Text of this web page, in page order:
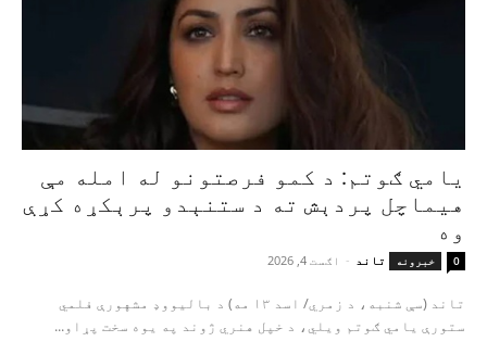
یامي ګوتم: د کمو فرصتونو له امله مې
هیماچل پردېش ته د ستنېدو پرېکړه کړې
وه
خبرونه تاند - اګست 4, 2026 0
تاند (سې شنبه، د زمري/ اسد ۱۳ مه) د بالیووډ مشهورې فلمي
ستورې یامي ګوتم ویلي، د خپل هنري ژوند په یوه سخت پړاو...